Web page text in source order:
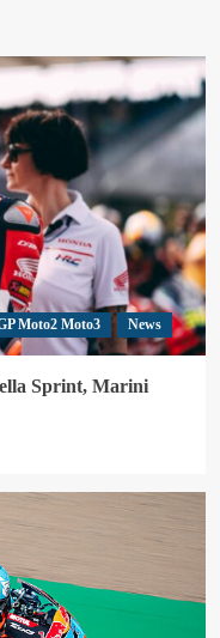
Moto2 Moto3 News
Sprint, Marini